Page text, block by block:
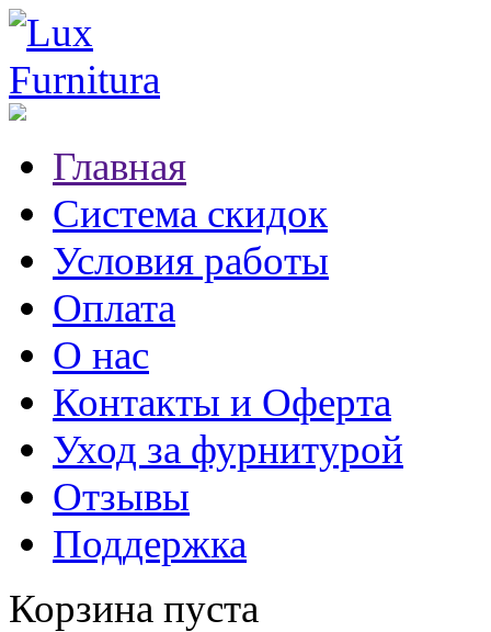
Главная
Система скидок
Условия работы
Оплата
О нас
Контакты и Оферта
Уход за фурнитурой
Отзывы
Поддержка
Корзина пуста